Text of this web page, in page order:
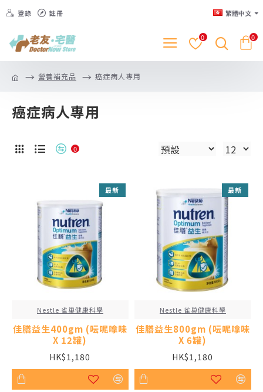
登錄 註冊 繁體中文
0 0
營養補充品 癌症病人專用
癌症病人專用
0
最新
Nestle 雀巢健康科學
佳膳益生400gm (呍呢嗱味
X 12罐)
HK$1,180
最新
Nestle 雀巢健康科學
佳膳益生800gm (呍呢嗱味
X 6罐)
HK$1,180